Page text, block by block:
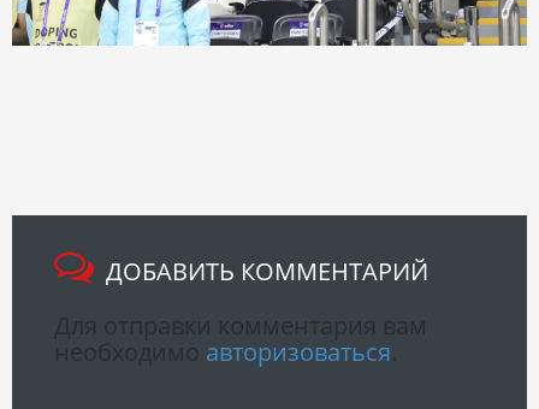
ДОБАВИТЬ КОММЕНТАРИЙ
авторизоваться